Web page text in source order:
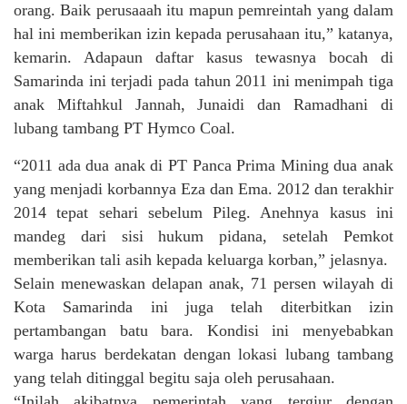
orang. Baik perusaaah itu mapun pemreintah yang dalam
hal ini memberikan izin kepada perusahaan itu,” katanya,
kemarin. Adapaun daftar kasus tewasnya bocah di
Samarinda ini terjadi pada tahun 2011 ini menimpah tiga
anak Miftahkul Jannah, Junaidi dan Ramadhani di
lubang tambang PT Hymco Coal.
“2011 ada dua anak di PT Panca Prima Mining dua anak
yang menjadi korbannya Eza dan Ema. 2012 dan terakhir
2014 tepat sehari sebelum Pileg. Anehnya kasus ini
mandeg dari sisi hukum pidana, setelah Pemkot
memberikan tali asih kepada keluarga korban,” jelasnya.
Selain menewaskan delapan anak, 71 persen wilayah di
Kota Samarinda ini juga telah diterbitkan izin
pertambangan batu bara. Kondisi ini menyebabkan
warga harus berdekatan dengan lokasi lubang tambang
yang telah ditinggal begitu saja oleh perusahaan.